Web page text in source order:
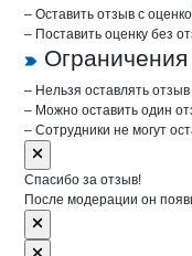
– Оставить отзыв с
– Поставить оценку без
Ограничения
– Нельзя оставлять
– Можно оставить один
– Сотрудники не могут
Спасибо за отзыв!
После модерации он